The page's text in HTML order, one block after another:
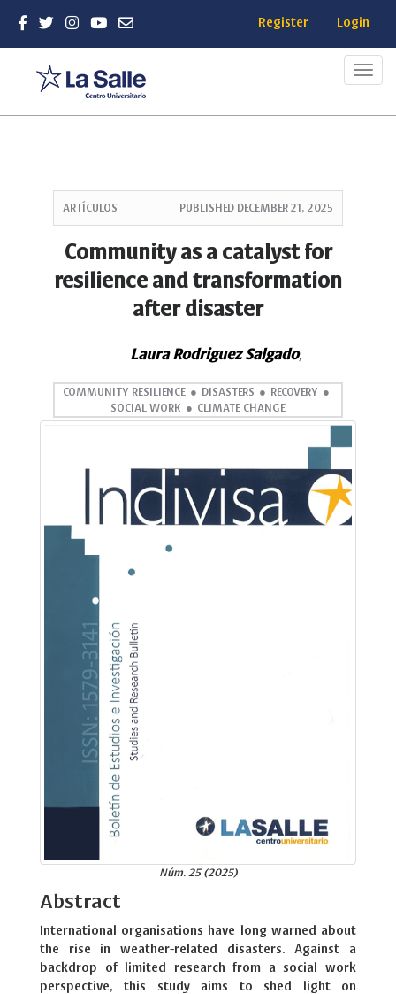
Main
Register Login
ARTÍCULOS PUBLISHED DECEMBER 21, 2025
Community as a catalyst for
resilience and transformation
after disaster
Laura Rodriguez Salgado,
COMMUNITY RESILIENCE DISASTERS
RECOVERY
SOCIAL WORK
CLIMATE CHANGE
Núm. 25 (2025)
Abstract
International organisations have long warned about
the rise in weather-related disasters. Against a
backdrop of limited research from a social work
perspective, this study aims to shed light on